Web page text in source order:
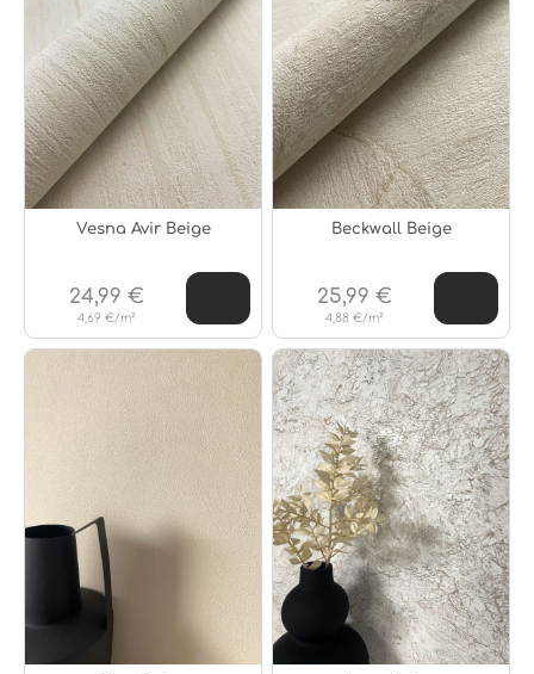
Vesna Avir Beige
4,69 €/m²
24,99 €
Beckwall Beige
4,88 €/m²
25,99 €